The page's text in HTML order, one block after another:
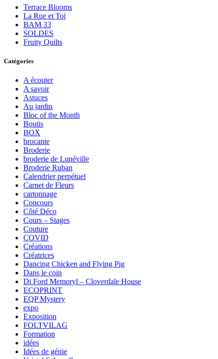
Terrace Blooms
La Rue et Toi
BAM 33
SOLDES
Fruity Quilts
Catégories
A écouter
A savoir
Astuces
Au jardin
Bloc of the Month
Boutis
BOX
brocante
Broderie
broderie de Lunéville
Broderie Ruban
Calendrier perpétuel
Carnet de Fleurs
cartonnage
Concours
Côté Déco
Cours – Stages
Couture
COVID
Créations
Créatrices
Dancing Chicken and Flying Pig
Dans le coin
Di Ford Memoryl – Cloverdale House
ECOPRINT
EQP Mystery
expo
Exposition
FOLTVILAG
Formation
idées
Idées de génie